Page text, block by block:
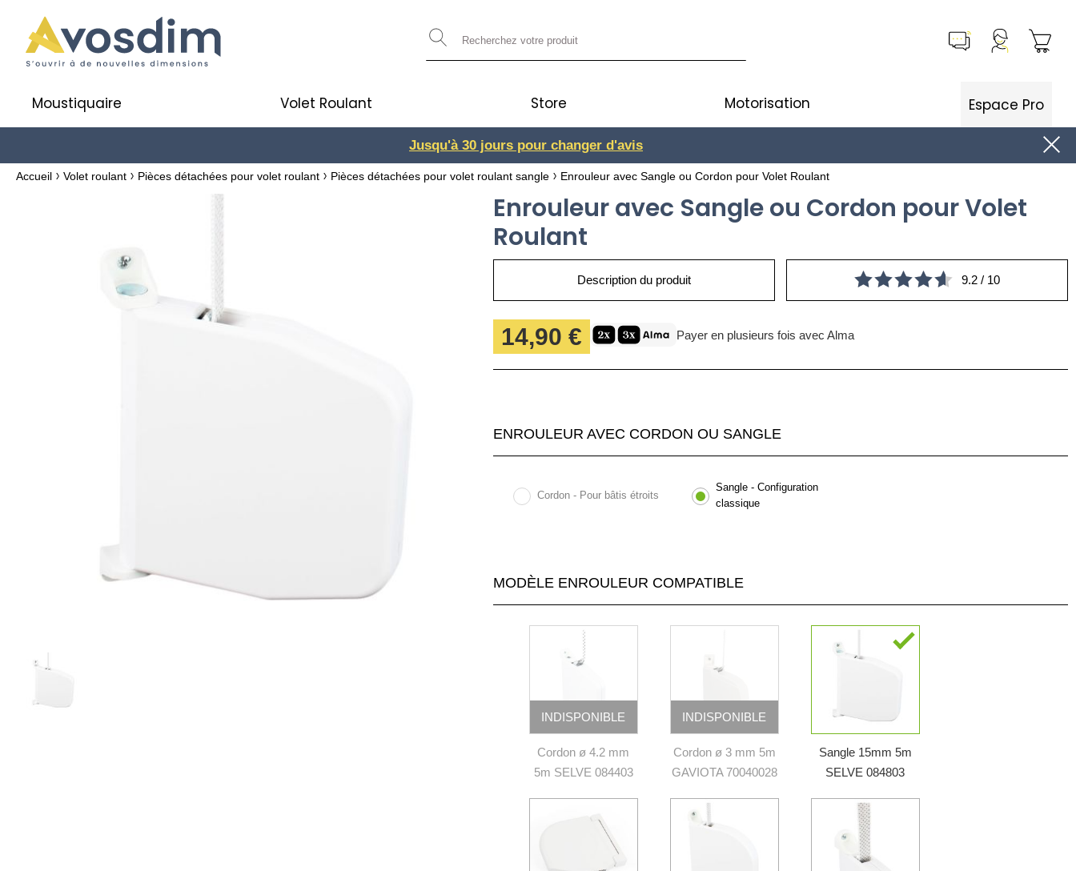
Moustiquaire Volet Roulant Store Motorisation Espace Pro
3 ou 4x
Jusqu'à 30 jours pour changer d'avis
Accueil Volet roulant Pièces détachées pour volet roulant Pièces détachées pour volet roulant sangle Enrouleur avec Sangle ou Cordon pour Volet Roulant
Enrouleur avec Sangle ou Cordon pour Volet
Roulant
Description du produit 9.2 / 10
14,90 € Payer en plusieurs fois avec Alma
ENROULEUR AVEC CORDON OU SANGLE
Cordon - Pour bâtis étroits
Sangle - Configuration
classique
MODÈLE ENROULEUR COMPATIBLE
INDISPONIBLE
Cordon ø 4.2 mm
5m SELVE 084403
INDISPONIBLE
Cordon ø 3 mm 5m
GAVIOTA 70040028
Sangle 15mm 5m
SELVE 084803